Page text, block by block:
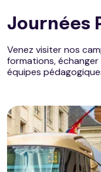
Journées
Venez visiter nos
formations,
équipes